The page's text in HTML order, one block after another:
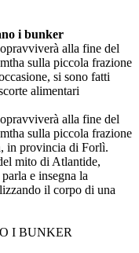
i bunker
alla fine del
sulla piccola frazione
si sono fatti
alimentari
alla fine del
sulla piccola frazione
in provincia di Forlì.
mito di Atlantide,
e insegna la
il corpo di una
I BUNKER